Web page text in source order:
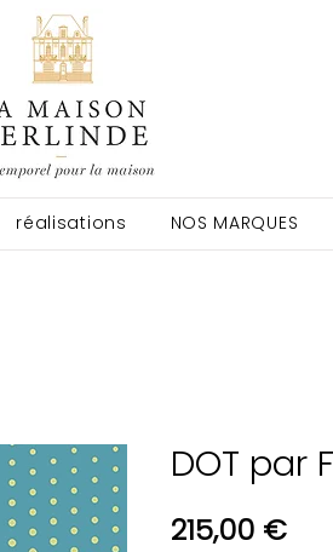
réalisations NOS MARQUES
DOT par
215,00 €Prix